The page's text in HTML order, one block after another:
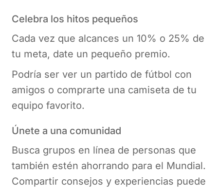
Celebra los hitos pequeños
Cada vez que alcances un 10% o 25% de
tu meta, date un pequeño premio.
Podría ser ver un partido de fútbol con
amigos o comprarte una camiseta de tu
equipo favorito.
Únete a una comunidad
Busca grupos en línea de personas que
también estén ahorrando para el Mundial.
Compartir consejos y experiencias puede